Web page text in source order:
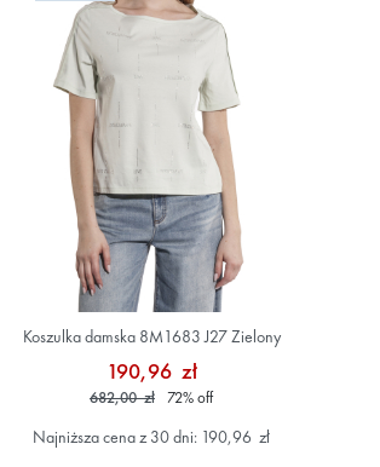
Koszulka damska 8M1683 J27 Zielony
190,96 zł
682,00 zł 72%off
Najniższa cena z 30 dni: 190,96 zł